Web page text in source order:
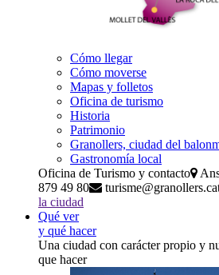
Cómo llegar
Cómo moverse
Mapas y folletos
Oficina de turismo
Historia
Patrimonio
Granollers, ciudad del
Gastronomía local
Oficina de Turismo y contacto
879 49 80
la ciudad
Qué ver
y qué hacer
Una ciudad con carácter propio y
que hacer